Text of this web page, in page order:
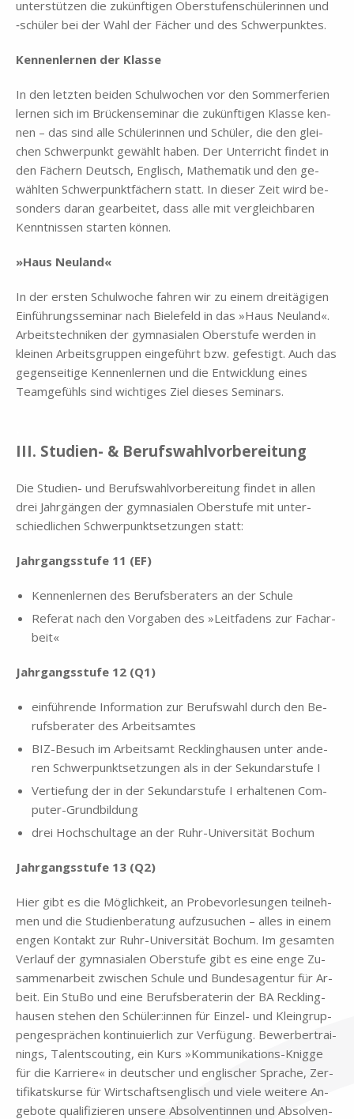
un­ter­stüt­zen die zu­künf­ti­gen Ober­stu­fen­schü­le­rin­nen und
‑schü­ler bei der Wahl der Fä­cher und des Schwer­punk­tes.
Ken­nen­ler­nen der Klas­se
In den letz­ten bei­den Schul­wo­chen vor den Som­mer­fe­ri­en
ler­nen sich im Brück­ense­mi­nar die zu­künf­ti­gen Klas­se ken­
nen – das sind alle Schü­le­rin­nen und Schü­ler, die den glei­
chen Schwer­punkt ge­wählt ha­ben. Der Un­ter­richt fin­det in
den Fä­chern Deutsch, Eng­lisch, Ma­the­ma­tik und den ge­
wähl­ten Schwer­punkt­fä­chern statt. In die­ser Zeit wird be­
son­ders dar­an ge­ar­bei­tet, dass alle mit ver­gleich­ba­ren
Kennt­nis­sen star­ten kön­nen.
»Haus Neu­land«
In der er­sten Schul­wo­che fah­ren wir zu ei­nem drei­tä­gi­gen
Ein­füh­rungs­se­mi­nar nach Bie­le­feld in das »Haus Neu­land«.
Ar­beits­tech­ni­ken der gym­na­sia­len Ober­stu­fe wer­den in
klei­nen Ar­beits­grup­pen ein­ge­führt bzw. ge­fe­stigt. Auch das
ge­gen­sei­ti­ge Ken­nen­ler­nen und die Ent­wick­lung ei­nes
Team­ge­fühls sind wich­ti­ges Ziel die­ses Se­mi­nars.
III. Stu­di­en- & Be­rufs­wahl­vor­be­rei­tung
Die Stu­di­en- und Be­rufs­wahl­vor­be­rei­tung fin­det in al­len
drei Jahr­gän­gen der gym­na­sia­len Ober­stu­fe mit un­ter­
schied­li­chen Schwer­punkt­set­zun­gen statt:
Jahr­gangs­stu­fe 11 (EF)
Ken­nen­ler­nen des Be­rufs­be­ra­ters an der Schu­le
Re­fe­rat nach den Vor­ga­ben des »Leit­fa­dens zur Fach­ar­
beit«
Jahr­gangs­stu­fe 12 (Q1)
ein­füh­ren­de In­for­ma­ti­on zur Be­rufs­wahl durch den Be­
rufs­be­ra­ter des Ar­beits­am­tes
BIZ-Be­such im Ar­beits­amt Reck­ling­hau­sen un­ter an­de­
ren Schwer­punkt­set­zun­gen als in der Se­kun­dar­stu­fe I
Ver­tie­fung der in der Se­kun­dar­stu­fe I er­hal­te­nen Com­
pu­ter-Grund­bil­dung
drei Hoch­schul­ta­ge an der Ruhr-Uni­ver­si­tät Bo­chum
Jahr­gangs­stu­fe 13 (Q2)
Hier gibt es die Mög­lich­keit, an Pro­be­vor­le­sun­gen teil­neh­
men und die Stu­di­en­be­ra­tung auf­zu­su­chen – al­les in ei­nem
en­gen Kon­takt zur Ruhr-Uni­ver­si­tät Bo­chum. Im ge­sam­ten
Ver­lauf der gym­na­sia­len Ober­stu­fe gibt es eine enge Zu­
sam­men­ar­beit zwi­schen Schu­le und Bun­des­agen­tur für Ar­
beit. Ein Stu­Bo und eine Be­rufs­be­ra­te­rin der BA Reck­ling­
hau­sen ste­hen den Schüler:innen für Ein­zel- und Klein­grup­
pen­ge­sprä­chen kon­ti­nu­ier­lich zur Ver­fü­gung. Be­wer­ber­trai­
nings, Ta­lent­scou­ting, ein Kurs »Kom­mu­ni­ka­ti­ons-Knig­ge
für die Kar­rie­re« in deut­scher und eng­li­scher Spra­che, Zer­
ti­fi­kats­kur­se für Wirt­schafts­eng­lisch und vie­le wei­te­re An­
ge­bo­te qua­li­fi­zie­ren un­se­re Ab­sol­ven­tin­nen und Ab­sol­ven­